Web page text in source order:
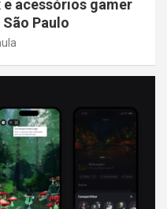
e acessórios gamer
Paulo